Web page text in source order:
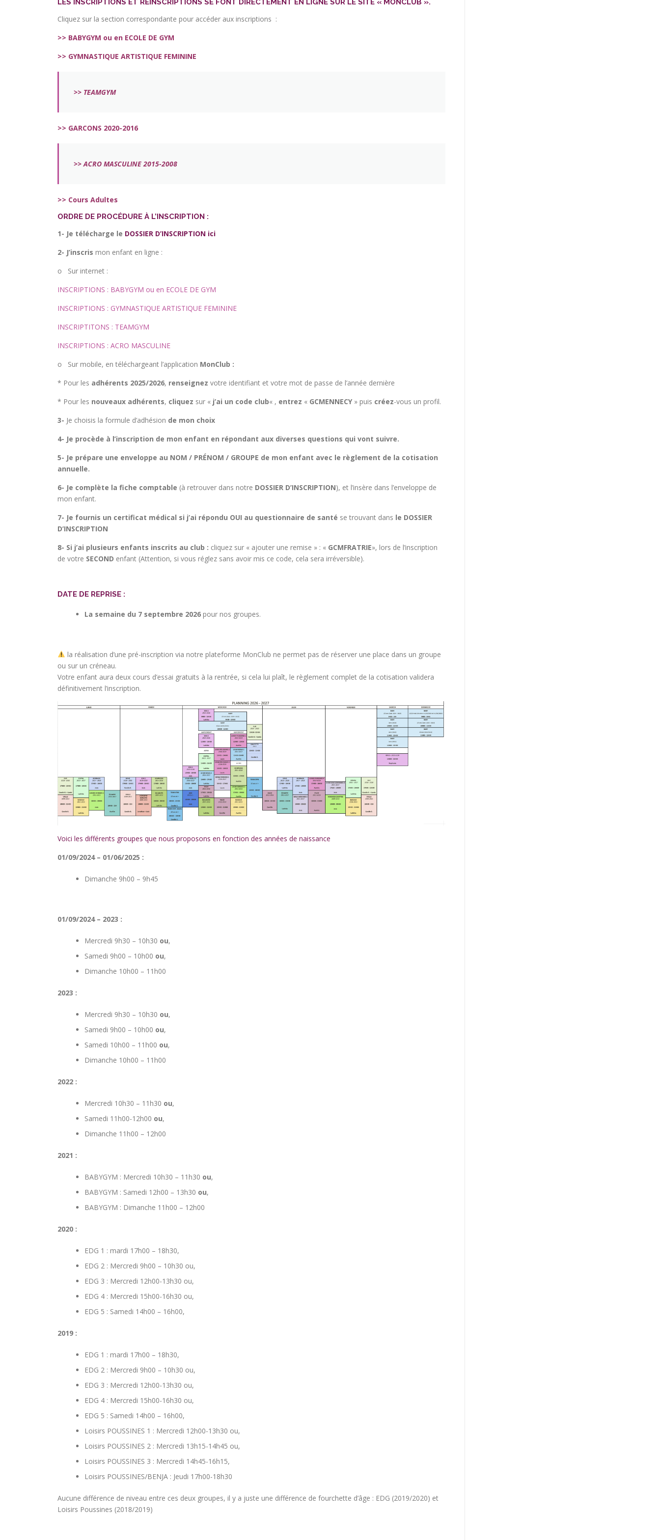
LES INSCRIPTIONS ET RÉINSCRIPTIONS SE FONT DIRECTEMENT EN LIGNE SUR LE SITE « MONCLUB ».
Cliquez sur la section correspondante pour accéder aux inscriptions :
>> BABYGYM ou en ECOLE DE GYM
>> GYMNASTIQUE ARTISTIQUE FEMININE
>> TEAMGYM
>> GARCONS 2020-2016
>>ACRO MASCULINE2015-2008
>> Cours Adultes
ORDRE DE PROCÉDURE À L’INSCRIPTION :
1- Je télécharge le DOSSIER D’INSCRIPTION ici
2- J’inscris mon enfant en ligne :
o Sur internet :
INSCRIPTIONS : BABYGYM ou en ECOLE DE GYM
INSCRIPTIONS : GYMNASTIQUE ARTISTIQUE FEMININE
INSCRIPTITONS : TEAMGYM
INSCRIPTIONS : ACRO MASCULINE
o Sur mobile, en téléchargeant l’application MonClub :
* Pour les adhérents 2025/2026, renseignez votre identifiant et votre mot de passe de l’année dernière
* Pour les nouveaux adhérents, cliquez sur « j’ai un code club« , entrez « GCMENNECY» puis créez-vous un profil.
3- Je choisis la formule d’adhésion de mon choix
4- Je procède à l’inscription de mon enfant en répondant aux diverses questions qui vont suivre.
5- Je prépare une enveloppe au NOM / PRÉNOM / GROUPE de mon enfant avec le règlement de la cotisation
annuelle.
6- Je complète la fiche comptable (à retrouver dans notre DOSSIER D’INSCRIPTION), et l’insère dans l’enveloppe de
mon enfant.
7- Je fournis un certificat médical si j’ai répondu OUI au questionnaire de santé se trouvant dans le DOSSIER
D’INSCRIPTION
8- Si j’ai plusieurs enfants inscrits au club : cliquez sur « ajouter une remise » : « GCMFRATRIE», lors de l’inscription
de votre SECOND enfant (Attention, si vous réglez sans avoir mis ce code, cela sera irréversible).
DATE DE REPRISE :
La semaine du 7 septembre 2026 pour nos groupes.
la réalisation d’une pré-inscription via notre plateforme MonClub ne permet pas de réserver une place dans un groupe
ou sur un créneau.
Votre enfant aura deux cours d’essai gratuits à la rentrée, si cela lui plaît, le règlement complet de la cotisation validera
définitivement l’inscription.
Voici les différents groupes que nous proposons en fonction des années de naissance
01/09/2024 – 01/06/2025 :
Dimanche 9h00 – 9h45
01/09/2024 – 2023 :
Mercredi 9h30 – 10h30 ou,
Samedi 9h00 – 10h00 ou,
Dimanche 10h00 – 11h00
2023 :
Mercredi 9h30 – 10h30 ou,
Samedi 9h00 – 10h00 ou,
Samedi 10h00 – 11h00 ou,
Dimanche 10h00 – 11h00
2022 :
Mercredi 10h30 – 11h30 ou,
Samedi 11h00-12h00 ou,
Dimanche 11h00 – 12h00
2021 :
BABYGYM : Mercredi 10h30 – 11h30 ou,
BABYGYM : Samedi 12h00 – 13h30 ou,
BABYGYM : Dimanche 11h00 – 12h00
2020 :
EDG 1 : mardi 17h00 – 18h30,
EDG 2 : Mercredi 9h00 – 10h30 ou,
EDG 3 : Mercredi 12h00-13h30 ou,
EDG 4 : Mercredi 15h00-16h30 ou,
EDG 5 : Samedi 14h00 – 16h00,
2019 :
EDG 1 : mardi 17h00 – 18h30,
EDG 2 : Mercredi 9h00 – 10h30 ou,
EDG 3 : Mercredi 12h00-13h30 ou,
EDG 4 : Mercredi 15h00-16h30 ou,
EDG 5 : Samedi 14h00 – 16h00,
Loisirs POUSSINES 1 : Mercredi 12h00-13h30 ou,
Loisirs POUSSINES 2 : Mercredi 13h15-14h45 ou,
Loisirs POUSSINES 3 : Mercredi 14h45-16h15,
Loisirs POUSSINES/BENJA : Jeudi 17h00-18h30
Aucune différence de niveau entre ces deux groupes, il y a juste une différence de fourchette d’âge : EDG (2019/2020) et
Loisirs Poussines (2018/2019)